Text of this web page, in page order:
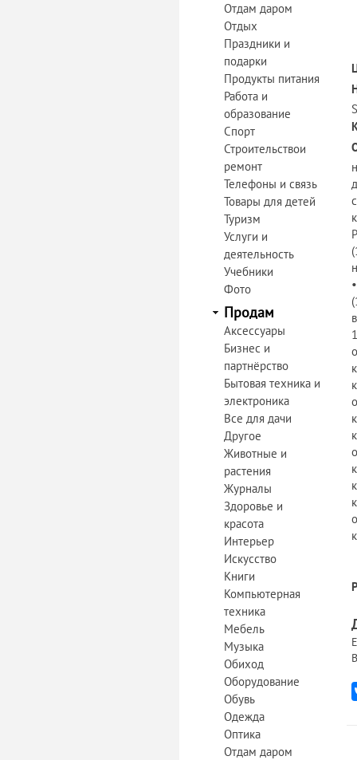
Отдам даром
Отдых
Праздники и
подарки
Продукты питания
Работа и
образование
Спорт
Строительствои
ремонт
Телефоны и связь
Товары для детей
Туризм
Услуги и
деятельность
Учебники
Фото
Продам
Аксессуары
Бизнес и
партнёрство
Бытовая техника и
электроника
Все для дачи
Другое
Животные и
растения
Журналы
Здоровье и
красота
Интерьер
Искусство
Книги
Компьютерная
техника
Мебель
Музыка
Обиход
Оборудование
Обувь
Одежда
Оптика
Отдам даром